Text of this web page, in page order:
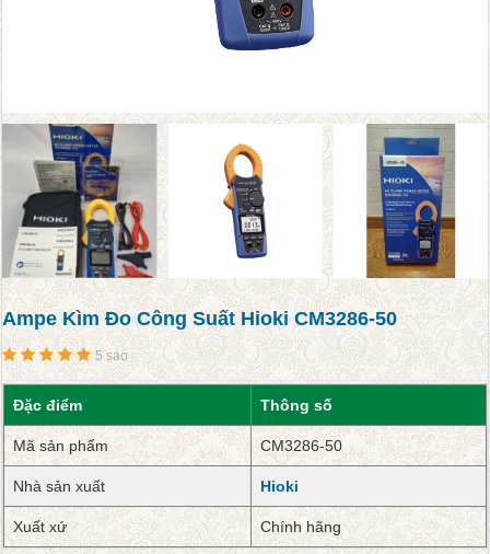
Ampe Kìm Đo Công Suất Hioki CM3286-50
5 sao
Đặc điểm Thông số
Mã sản phẩm CM3286-50
Nhà sản xuất Hioki
Xuất xứ Chính hãng